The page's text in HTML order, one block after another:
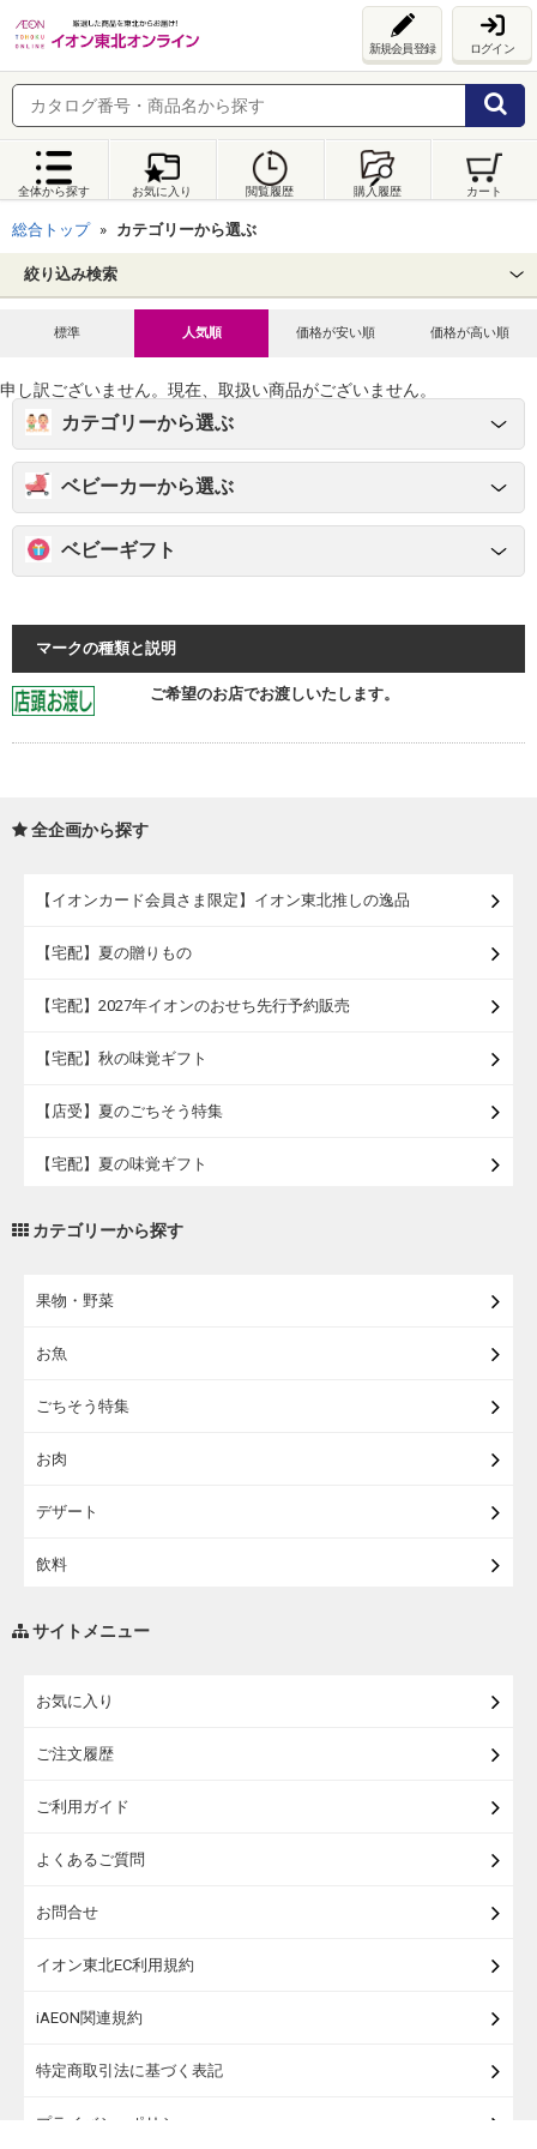
新規会員登録 ログイン
全体から探す お気に入り 閲覧履歴 購入履歴 カート
総合トップ カテゴリーから選ぶ
絞り込み検索
標準 人気順 価格が安い順 価格が高い順
申し訳ございません。現在、取扱い商品がございません。
カテゴリーから選ぶ
ベビーカーから選ぶ
ベビーギフト
マークの種類と説明
ご希望のお店でお渡しいたします。
全企画から探す
【イオンカード会員さま限定】イオン東北推しの逸品
【宅配】夏の贈りもの
【宅配】2027年イオンのおせち先行予約販売
【宅配】秋の味覚ギフト
【店受】夏のごちそう特集
【宅配】夏の味覚ギフト
カテゴリーから探す
果物・野菜
お魚
ごちそう特集
お肉
デザート
飲料
サイトメニュー
お気に入り
ご注文履歴
ご利用ガイド
よくあるご質問
お問合せ
イオン東北EC利用規約
iAEON関連規約
特定商取引法に基づく表記
プライバシーポリシー